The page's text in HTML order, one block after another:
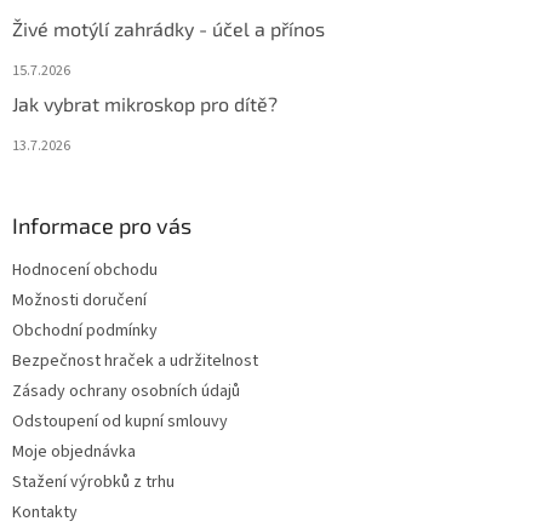
Živé motýlí zahrádky - účel a přínos
15.7.2026
Jak vybrat mikroskop pro dítě?
13.7.2026
Informace pro vás
Hodnocení obchodu
Možnosti doručení
Obchodní podmínky
Bezpečnost hraček a udržitelnost
Zásady ochrany osobních údajů
Odstoupení od kupní smlouvy
Moje objednávka
Stažení výrobků z trhu
Kontakty